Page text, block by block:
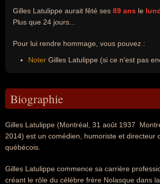
Gilles Latulippe aurait fêté ses 89 ans le
Plus que 24 jours...
Pour lui rendre hommage, vous pouvez :
Noter Gilles Latulippe (si ce n'est pas
Biographie
Gilles Latulippe (Montréal, 31 août 1937 
2014) est un comédien, humoriste et directeur
québécois.
Gilles Latulippe commence sa carrière
créant le rôle du célèbre frère Nolasque dans